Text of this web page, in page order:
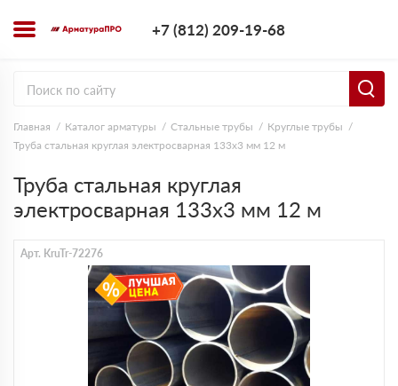
+7 (812) 209-19-68
Главная Каталог арматуры Стальные трубы
Круглые трубы
Труба стальная круглая электросварная 133х3 мм 12 м
Труба стальная круглая
электросварная 133х3 мм 12 м
Арт. KruTr-72276